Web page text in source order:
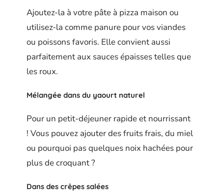
Ajoutez-la à votre pâte à pizza maison ou
utilisez-la comme panure pour vos viandes
ou poissons favoris. Elle convient aussi
parfaitement aux sauces épaisses telles que
les roux.
Mélangée dans du yaourt naturel
Pour un petit-déjeuner rapide et nourrissant
! Vous pouvez ajouter des fruits frais, du miel
ou pourquoi pas quelques noix hachées pour
plus de croquant ?
Dans des crêpes salées